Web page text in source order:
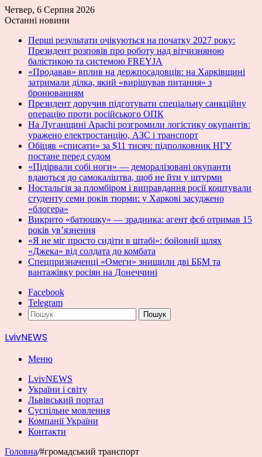
Четвер, 6 Серпня 2026
Останні новини
Перші результати очікуються на початку 2027 року:
Президент розповів про роботу над вітчизняною
балістикою та системою FREYJA
«Продавав» вплив на держпосадовців: на Харківщині
затримали ділка, який «вирішував питання» з
бронюванням
Президент доручив підготувати спеціальну санкційну
операцію проти російського ОПК
На Луганщині Apachi розгромили логістику окупантів:
уражено електростанцію, АЗС і транспорт
Обіцяв «списати» за $11 тисяч: підполковник НГУ
постане перед судом
«Підірвали собі ноги» — деморалізовані окупанти
вдаються до самокаліцтва, щоб не йти у штурми
Ностальгія за пломбіром і виправдання росії коштували
студенту семи років тюрми: у Харкові засуджено
«блогера»
Викрито «батюшку» — зрадника: агент фсб отримав 15
років ув’язнення
«Я не міг просто сидіти в штабі»: бойовий шлях
«Джека» від солдата до комбата
Спецпризначенці «Омеги» знищили дві ББМ та
вантажівку росіян на Донеччині
Facebook
Telegram
Пошук
LvivNEWS
Меню
LvivNEWS
України і світу
Львівський портал
Суспільне мовлення
Компанії України
Контакти
Головна/#громадський транспорт